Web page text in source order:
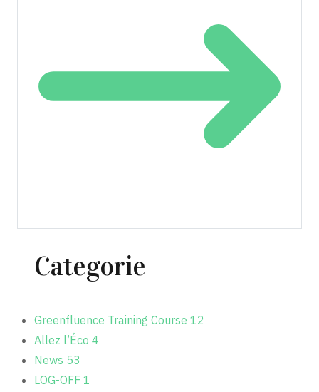
Categorie
Greenfluence Training Course 12
Allez l’Éco 4
News 53
LOG-OFF 1